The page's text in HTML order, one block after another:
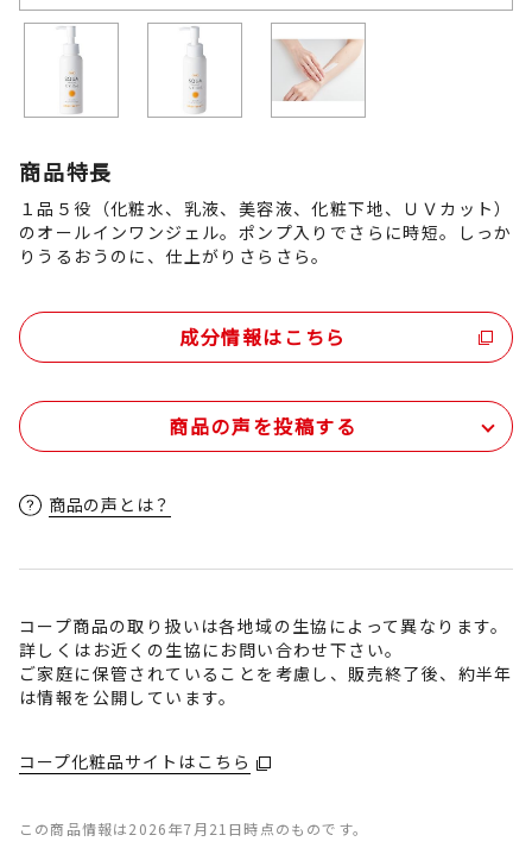
商品特長
１品５役（化粧水、乳液、美容液、化粧下地、ＵＶカット）
のオールインワンジェル。ポンプ入りでさらに時短。しっか
りうるおうのに、仕上がりさらさら。
成分情報はこちら
商品の声を投稿する
商品の声とは？
コープ商品の取り扱いは各地域の生協によって異なります。
詳しくはお近くの生協にお問い合わせ下さい。
ご家庭に保管されていることを考慮し、販売終了後、約半年
は情報を公開しています。
コープ化粧品サイトはこちら
この商品情報は2026年7月21日時点のものです。